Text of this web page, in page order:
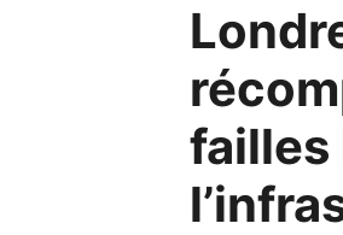
failles